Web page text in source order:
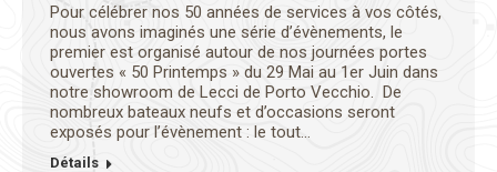
Pour célébrer nos 50 années de services à vos côtés,
nous avons imaginés une série d’évènements, le
premier est organisé autour de nos journées portes
ouvertes « 50 Printemps » du 29 Mai au 1er Juin dans
notre showroom de Lecci de Porto Vecchio. De
nombreux bateaux neufs et d’occasions seront
exposés pour l’évènement : le tout…
Détails